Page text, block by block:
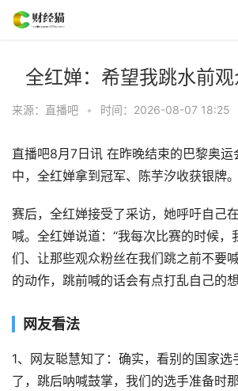
全红婵：希望我跳水前
来源：直播吧 • 时间：2026-08-07 18:25
直播吧8月7日讯 在昨晚结束的巴黎奥运
中，全红婵拿到冠军、陈芋汐收获银牌。
赛后，全红婵接受了采访，她呼吁自己
喊。全红婵说道：“我每次比赛的时候，
们、让那些观众粉丝在我们跳之前不要
的动作，跳前喊的话会有点打乱自己的
网友看法
1、网友聪慧知了：确实，看别的国家选
了，跳后呐喊鼓掌，我们的选手准备时